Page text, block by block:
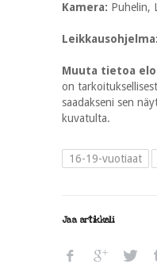
Kamera: Puhelin,
Leikkausohjelma:
Muuta tietoa
on
saadakseni sen
kuvatulta.
16-19-vuotiaat
Jaa artikkeli